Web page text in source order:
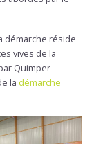
démarche réside
vives de la
Quimper
la démarche